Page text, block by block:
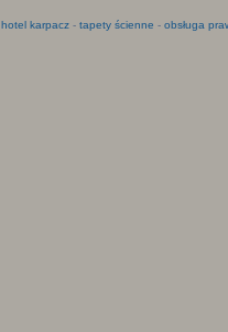
hotel karpacz- tapety ścienne - obsługa